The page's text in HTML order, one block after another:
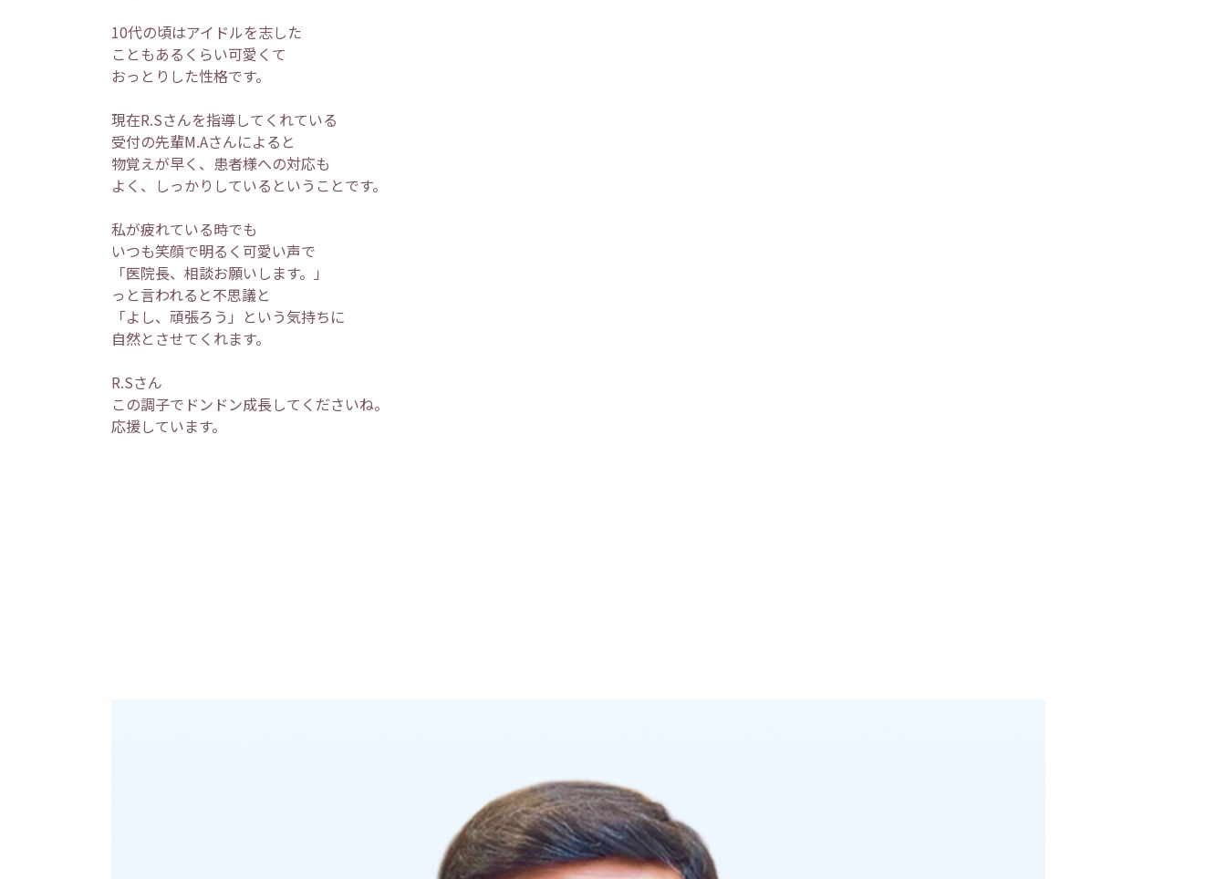
10代の頃はアイドルを志した
こともあるくらい可愛くて
おっとりした性格です。
現在R.Sさんを指導してくれている
受付の先輩M.Aさんによると
物覚えが早く、患者様への対応も
よく、しっかりしているということです。
私が疲れている時でも
いつも笑顔で明るく可愛い声で
「医院長、相談お願いします。」
っと言われると不思議と
「よし、頑張ろう」という気持ちに
自然とさせてくれます。
R.Sさん
この調子でドンドン成長してくださいね。
応援しています。